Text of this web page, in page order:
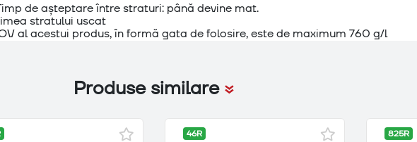
de așteptare între straturi: până devine mat.
stratului uscat
al acestui produs, în formă gata de folosire, este de maximum 760 g/l
Produse similare
46R 825R